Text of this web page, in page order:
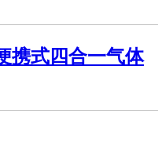
携式四合一气体